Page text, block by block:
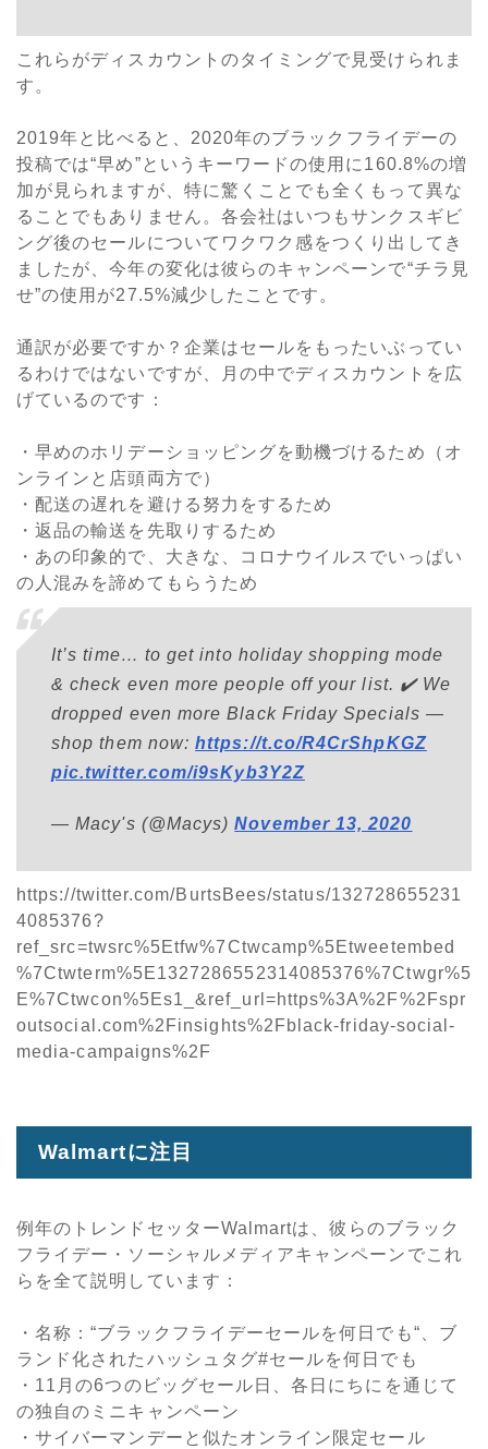
これらがディスカウントのタイミングで見受けられま
す。
2019年と比べると、2020年のブラックフライデーの
投稿では“早め”というキーワードの使用に160.8%の増
加が見られますが、特に驚くことでも全くもって異な
ることでもありません。各会社はいつもサンクスギビ
ング後のセールについてワクワク感をつくり出してき
ましたが、今年の変化は彼らのキャンペーンで“チラ見
せ”の使用が27.5%減少したことです。
通訳が必要ですか？企業はセールをもったいぶってい
るわけではないですが、月の中でディスカウントを広
げているのです：
・早めのホリデーショッピングを動機づけるため（オ
ンラインと店頭両方で）
・配送の遅れを避ける努力をするため
・返品の輸送を先取りするため
・あの印象的で、大きな、コロナウイルスでいっぱい
の人混みを諦めてもらうため
It’s time… to get into holiday shopping mode
& check even more people off your list. ✔️ We
dropped even more Black Friday Specials —
shop them now:https://t.co/R4CrShpKGZ
pic.twitter.com/i9sKyb3Y2Z
— Macy's (@Macys)November 13, 2020
https://twitter.com/BurtsBees/status/132728655231
4085376?
ref_src=twsrc%5Etfw%7Ctwcamp%5Etweetembed
%7Ctwterm%5E1327286552314085376%7Ctwgr%5
E%7Ctwcon%5Es1_&ref_url=https%3A%2F%2Fspr
outsocial.com%2Finsights%2Fblack-friday-social-
media-campaigns%2F
Walmartに注目
例年のトレンドセッターWalmartは、彼らのブラック
フライデー・ソーシャルメディアキャンペーンでこれ
らを全て説明しています：
・名称：“ブラックフライデーセールを何日でも“、ブ
ランド化されたハッシュタグ#セールを何日でも
・11月の6つのビッグセール日、各日にちにを通じて
の独自のミニキャンペーン
・サイバーマンデーと似たオンライン限定セール